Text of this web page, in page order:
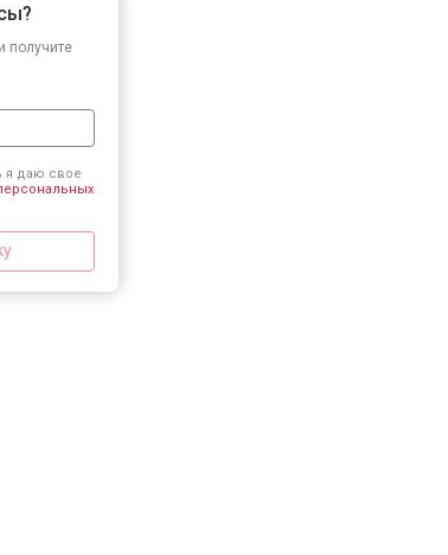
получите
я даю свое